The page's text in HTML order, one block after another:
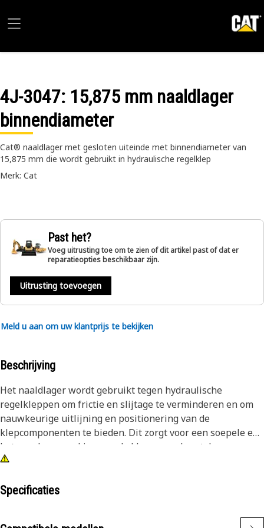
4J-3047: 15,875 mm naaldlager
binnendiameter
Cat® naaldlager met gesloten uiteinde met binnendiameter van
15,875 mm die wordt gebruikt in hydraulische regelklep
Merk: Cat
Past het?
Voeg uitrusting toe om te zien of dit artikel past of dat er
reparatieopties beschikbaar zijn.
Uitrusting toevoegen
Meld u aan om uw klantprijs te bekijken
Beschrijving
Het naaldlager wordt gebruikt tegen hydraulische
regelkleppen om frictie en slijtage te verminderen en om
nauwkeurige uitlijning en positionering van de
klepcomponenten te bieden. Dit zorgt voor een soepele en
betrouwbare werking van de klep en verlengt de
levensduur van de machine. Naaldlagers met gesloten
verontreinigingen en verlengen de levensduur van de
Specificaties